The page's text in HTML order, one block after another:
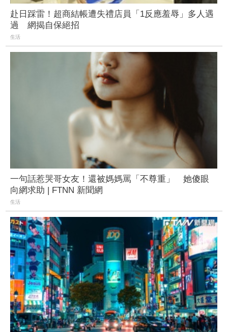
赴日踩雷！超商結帳遭失禮店員「1反應羞辱」多人遇
過 網揭自保絕招
生活
一句話惹哭哥女友！還被媽媽罵「不尊重」 她傻眼
向網求助 | FTNN 新聞網
生活